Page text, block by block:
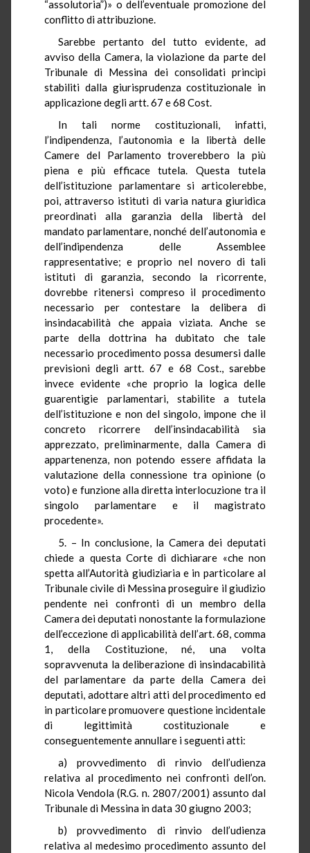
“assolutoria”)» o dell’eventuale promozione del
conflitto di attribuzione.
Sarebbe pertanto del tutto evidente, ad
avviso della Camera, la violazione da parte del
Tribunale di Messina dei consolidati princìpi
stabiliti dalla giurisprudenza costituzionale in
applicazione degli artt. 67 e 68 Cost.
In tali norme costituzionali, infatti,
l’indipendenza, l’autonomia e la libertà delle
Camere del Parlamento troverebbero la più
piena e più efficace tutela. Questa tutela
dell’istituzione parlamentare si articolerebbe,
poi, attraverso istituti di varia natura giuridica
preordinati alla garanzia della libertà del
mandato parlamentare, nonché dell’autonomia e
dell’indipendenza delle Assemblee
rappresentative; e proprio nel novero di tali
istituti di garanzia, secondo la ricorrente,
dovrebbe ritenersi compreso il procedimento
necessario per contestare la delibera di
insindacabilità che appaia viziata. Anche se
parte della dottrina ha dubitato che tale
necessario procedimento possa desumersi dalle
previsioni degli artt. 67 e 68 Cost., sarebbe
invece evidente «che proprio la logica delle
guarentigie parlamentari, stabilite a tutela
dell’istituzione e non del singolo, impone che il
concreto ricorrere dell’insindacabilità sia
apprezzato, preliminarmente, dalla Camera di
appartenenza, non potendo essere affidata la
valutazione della connessione tra opinione (o
voto) e funzione alla diretta interlocuzione tra il
singolo parlamentare e il magistrato
procedente».
5. – In conclusione, la Camera dei deputati
chiede a questa Corte di dichiarare «che non
spetta all’Autorità giudiziaria e in particolare al
Tribunale civile di Messina proseguire il giudizio
pendente nei confronti di un membro della
Camera dei deputati nonostante la formulazione
dell’eccezione di applicabilità dell’art. 68, comma
1, della Costituzione, né, una volta
sopravvenuta la deliberazione di insindacabilità
del parlamentare da parte della Camera dei
deputati, adottare altri atti del procedimento ed
in particolare promuovere questione incidentale
di legittimità costituzionale e
conseguentemente annullare i seguenti atti:
a) provvedimento di rinvio dell’udienza
relativa al procedimento nei confronti dell’on.
Nicola Vendola (R.G. n. 2807/2001) assunto dal
Tribunale di Messina in data 30 giugno 2003;
b) provvedimento di rinvio dell’udienza
relativa al medesimo procedimento assunto del